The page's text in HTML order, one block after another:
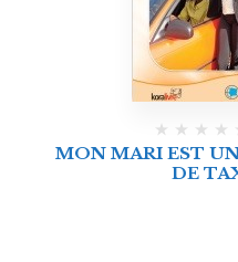
MON MARI EST
DE